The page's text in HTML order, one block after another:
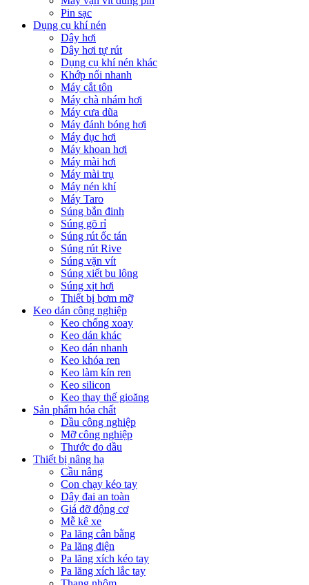
Pin sạc
Dụng cụ khí nén
Dây hơi
Dây hơi tự rút
Dụng cụ khí nén khác
Khớp nối nhanh
Máy cắt tôn
Máy chà nhám hơi
Máy cưa dũa
Máy đánh bóng hơi
Máy đục hơi
Máy khoan hơi
Máy mài hơi
Máy mài trụ
Máy nén khí
Máy Taro
Súng bắn đinh
Súng gõ rỉ
Súng rút ốc tán
Súng rút Rive
Súng vặn vít
Súng xiết bu lông
Súng xịt hơi
Thiết bị bơm mỡ
Keo dán công nghiệp
Keo chống xoay
Keo dán khác
Keo dán nhanh
Keo khóa ren
Keo làm kín ren
Keo silicon
Keo thay thế gioăng
Sản phẩm hóa chất
Dầu công nghiệp
Mỡ công nghiệp
Thước đo dầu
Thiết bị nâng hạ
Cầu nâng
Con chạy kéo tay
Dây đai an toàn
Giá đỡ động cơ
Mễ kê xe
Pa lăng cân bằng
Pa lăng điện
Pa lăng xích kéo tay
Pa lăng xích lắc tay